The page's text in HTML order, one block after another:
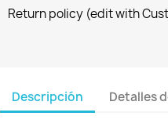
Return policy (edit with
Descripción Detalles